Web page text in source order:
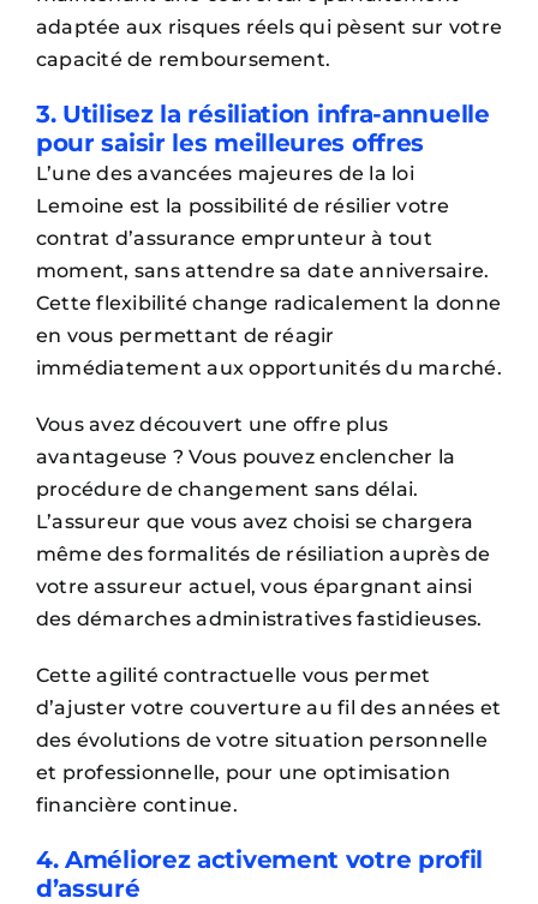
adaptée aux risques réels qui pèsent sur votre
capacité de remboursement.
3. Utilisez la résiliation infra-annuelle
pour saisir les meilleures offres
L’une des avancées majeures de la loi
Lemoine est la possibilité de résilier votre
contrat d’assurance emprunteur à tout
moment, sans attendre sa date anniversaire.
Cette flexibilité change radicalement la donne
en vous permettant de réagir
immédiatement aux opportunités du marché.
Vous avez découvert une offre plus
avantageuse ? Vous pouvez enclencher la
procédure de changement sans délai.
L’assureur que vous avez choisi se chargera
même des formalités de résiliation auprès de
votre assureur actuel, vous épargnant ainsi
des démarches administratives fastidieuses.
Cette agilité contractuelle vous permet
d’ajuster votre couverture au fil des années et
des évolutions de votre situation personnelle
et professionnelle, pour une optimisation
financière continue.
4. Améliorez activement votre profil
d’assuré